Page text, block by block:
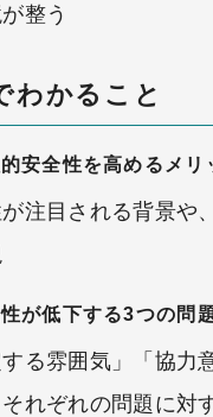
整う
わかること
安全性を高めるメリ
注目される背景や
が低下する3つの問
する雰囲気」「協力
れぞれの問題に対